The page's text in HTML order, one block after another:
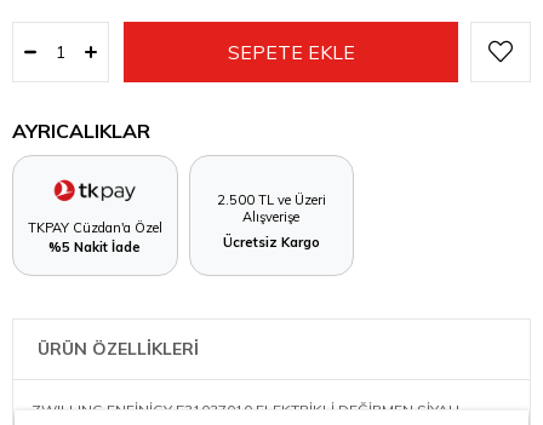
AYRICALIKLAR
TKPAY Cüzdan'a Özel
%5 Nakit İade
2.500 TL ve Üzeri
Alışverişe
Ücretsiz Kargo
ÜRÜN ÖZELLİKLERİ
ZWILLING ENFİNİGY 531037010 ELEKTRİKLİ DEĞİRMEN SİYAH